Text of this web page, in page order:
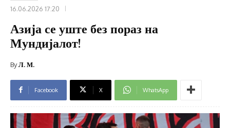
16.06.2026 17:20
Азија се уште без пораз на
Мундијалот!
ByЛ. М.
Facebook X WhatsApp